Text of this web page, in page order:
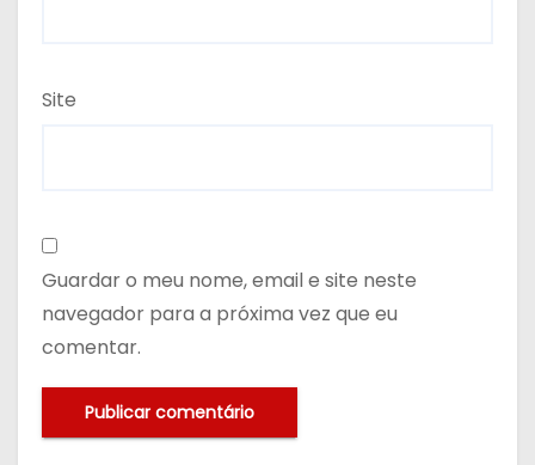
Site
Guardar o meu nome, email e site neste
navegador para a próxima vez que eu
comentar.